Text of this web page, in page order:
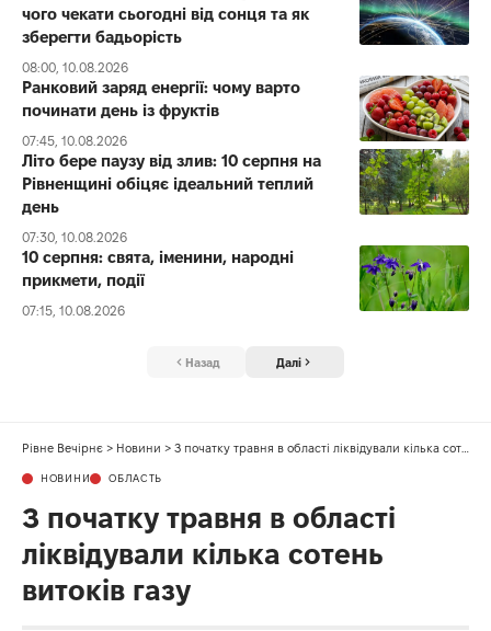
чого чекати сьогодні від сонця та як
зберегти бадьорість
08:00, 10.08.2026
Ранковий заряд енергії: чому варто
починати день із фруктів
07:45, 10.08.2026
Літо бере паузу від злив: 10 серпня на
Рівненщині обіцяє ідеальний теплий
день
07:30, 10.08.2026
10 серпня: свята, іменини, народні
прикмети, події
07:15, 10.08.2026
Назад Далі
Рівне Вечірнє > Новини > З початку травня в області ліквідували кілька сотень витоків газу
НОВИНИ ОБЛАСТЬ
З початку травня в області
ліквідували кілька сотень
витоків газу